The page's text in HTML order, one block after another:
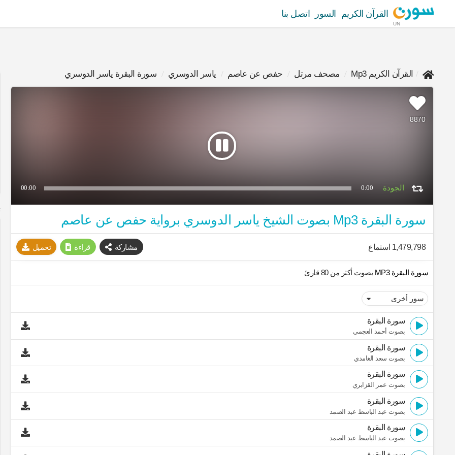
UN
القرآن الكريم السور اتصل بنا
القرآن الكريم Mp3 مصحف مرتل حفص عن عاصم ياسر الدوسري سورة البقرة ياسر الدوسري
8870
00:00 0:00
سورة البقرة Mp3 بصوت الشيخ ياسر الدوسري برواية حفص عن عاصم
1,479,798 استماع تحميل قراءة مشاركة
سورة البقرة MP3 بصوت أكثر من 80 قارئ
سورة البقرة
بصوت أحمد العجمي
سورة البقرة
بصوت سعد الغامدي
سورة البقرة
بصوت عمر القزابري
سورة البقرة
بصوت عبد الباسط عبد الصمد
سورة البقرة
بصوت عبد الباسط عبد الصمد